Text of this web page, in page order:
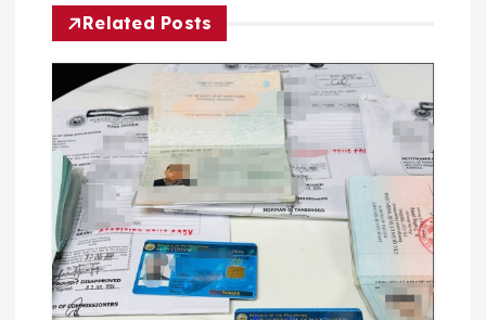
Related Posts